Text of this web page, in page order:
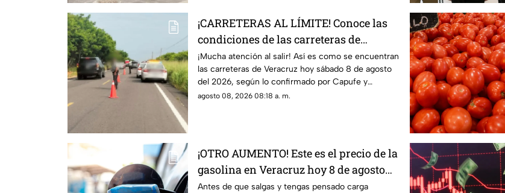
¡CARRETERAS AL LÍMITE! Conoce las
condiciones de las carreteras de
Veracruz hoy 8 de agosto 2026
¡Mucha atención al salir! Así es como se encuentran
las carreteras de Veracruz hoy sábado 8 de agosto
del 2026, según lo confirmado por Capufe y
autoridades.
agosto 08, 2026 08:18 a. m.
¡OTRO AUMENTO! Este es el precio de la
gasolina en Veracruz hoy 8 de agosto
2026
Antes de que salgas y tengas pensado carga